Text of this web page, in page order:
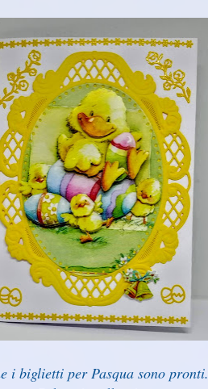
i biglietti per Pasqua sono pronti.